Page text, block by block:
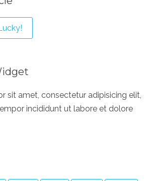
sit amet, consectetur adipisicing elit,
incididunt ut labore et dolore